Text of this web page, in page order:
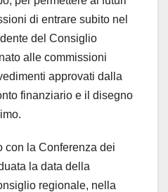
di entrare subito nel
del Consiglio
alle commissioni
approvati dalla
finanziario e il disegno
con la Conferenza dei
la data della
regionale, nella